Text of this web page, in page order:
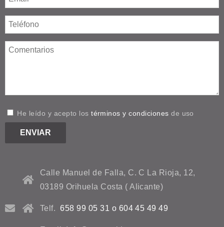
He leído y acepto lostérminos y condiciones de uso
Calle Manuel de Falla, C. C La Rioja, 12,
03189 Orihuela Costa ( Alicante)
Telf. 658 99 05 31 o 604 45 49 49